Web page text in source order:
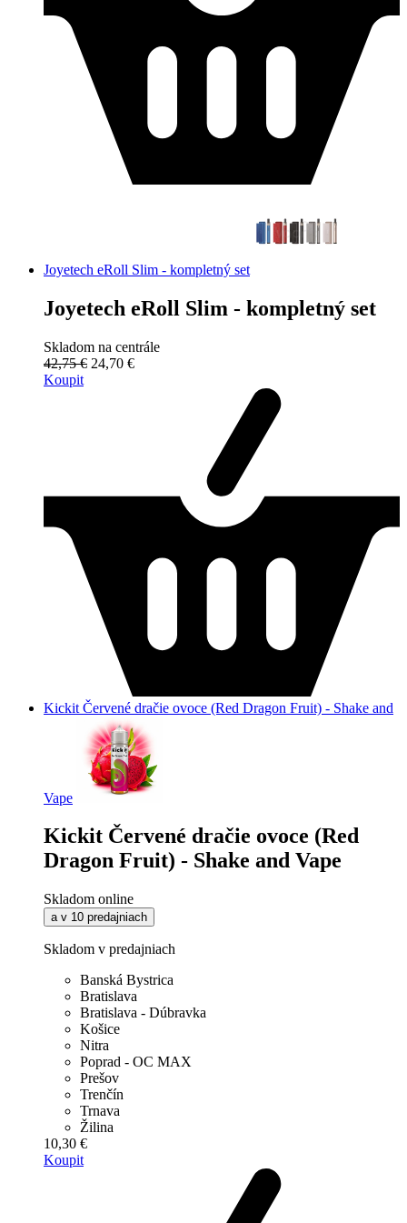
Joyetech eRoll Slim - kompletný set
Joyetech eRoll Slim - kompletný set
Skladom na centrále
42,75 € 24,70 €
Koupit
Kickit Červené dračie ovoce (Red Dragon Fruit) - Shake and
Vape
Kickit Červené dračie ovoce (Red
Dragon Fruit) - Shake and Vape
Skladom online
a v 10 predajniach
Skladom v predajniach
Banská Bystrica
Bratislava
Bratislava - Dúbravka
Košice
Nitra
Poprad - OC MAX
Prešov
Trenčín
Trnava
Žilina
10,30 €
Koupit